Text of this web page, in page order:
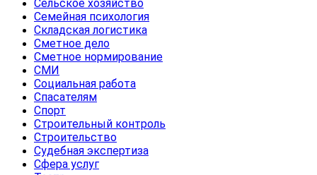
Сельское хозяйство
Семейная психология
Складская логистика
Сметное дело
Сметное нормирование
СМИ
Социальная работа
Спасателям
Спорт
Строительный контроль
Строительство
Судебная экспертиза
Сфера услуг